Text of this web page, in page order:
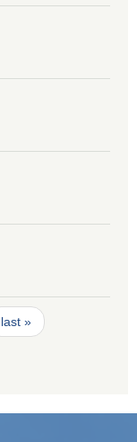
last »